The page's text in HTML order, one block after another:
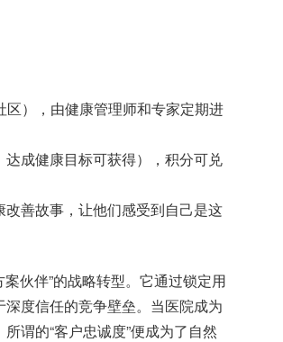
），由健康管理师和专家定期进
成健康目标可获得），积分可兑
善故事，让他们感受到自己是这
伙伴”的战略转型。它通过锁定用
度信任的竞争壁垒。当医院成为
谓的“客户忠诚度”便成为了自然